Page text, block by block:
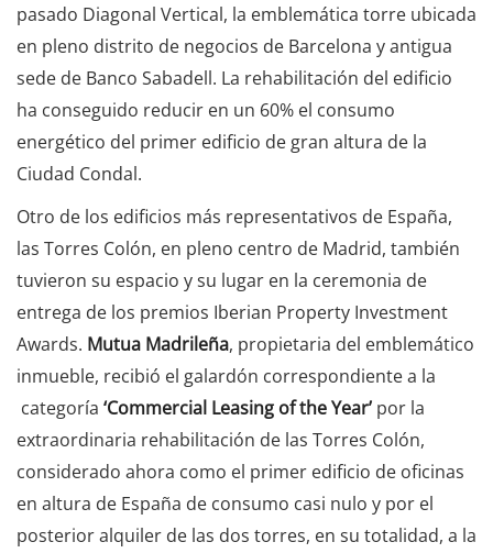
pasado Diagonal Vertical, la emblemática torre ubicada
en pleno distrito de negocios de Barcelona y antigua
sede de Banco Sabadell. La rehabilitación del edificio
ha conseguido reducir en un 60% el consumo
energético del primer edificio de gran altura de la
Ciudad Condal.
Otro de los edificios más representativos de España,
las Torres Colón, en pleno centro de Madrid, también
tuvieron su espacio y su lugar en la ceremonia de
entrega de los premios Iberian Property Investment
Awards. Mutua Madrileña, propietaria del emblemático
inmueble, recibió el galardón correspondiente a la
categoría ‘Commercial Leasing of the Year’ por la
extraordinaria rehabilitación de las Torres Colón,
considerado ahora como el primer edificio de oficinas
en altura de España de consumo casi nulo y por el
posterior alquiler de las dos torres, en su totalidad, a la